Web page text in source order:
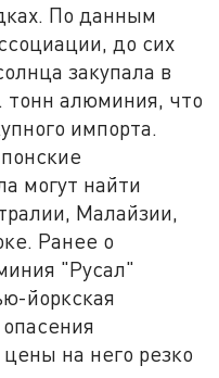
По данным
до сих
закупала в
тонн алюминия, что
импорта.
могут найти
Малайзии,
Ранее о
"Русал"
йоркская
на него резко